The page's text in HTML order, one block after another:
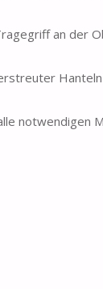
an der
notwendigen